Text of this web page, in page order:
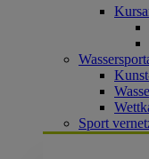
Sport